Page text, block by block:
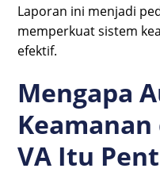
Laporan ini menjadi
memperkuat sistem
efektif.
Mengapa
VA Itu